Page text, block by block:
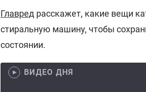
Главред расскажет, какие вещи
стиральную машину, чтобы
состоянии.
ВИДЕО ДНЯ